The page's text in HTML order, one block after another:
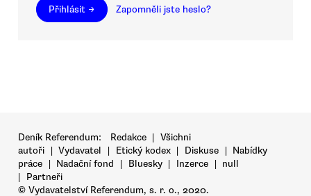
Přihlásit → Zapomněli jste heslo?
Deník Referendum: Redakce | Všichni
autoři | Vydavatel | Etický kodex | Diskuse | Nabídky
práce | Nadační fond | Bluesky | Inzerce | null
|
Partneři
© Vydavatelství Referendum, s. r. o., 2020.